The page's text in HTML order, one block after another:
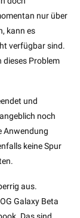
nur über
kann es
verfügbar sind.
dieses Problem
und
noch
Anwendung
keine Spur
aus.
Galaxy Beta
Das sind